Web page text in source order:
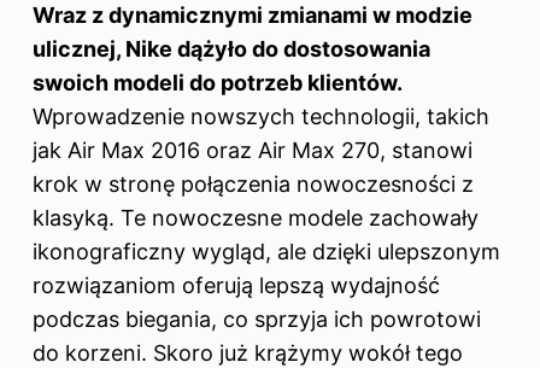
Wraz z dynamicznymi zmianami w modzie
ulicznej, Nike dążyło do dostosowania
swoich modeli do potrzeb klientów.
Wprowadzenie nowszych technologii, takich
jak Air Max 2016 oraz Air Max 270, stanowi
krok w stronę połączenia nowoczesności z
klasyką. Te nowoczesne modele zachowały
ikonograficzny wygląd, ale dzięki ulepszonym
rozwiązaniom oferują lepszą wydajność
podczas biegania, co sprzyja ich powrotowi
do korzeni. Skoro już krążymy wokół tego